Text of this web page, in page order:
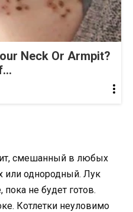
Neck Or Armpit?
смешанный в любых
или однородный. Лук
пока не будет готов.
Котлетки неуловимо